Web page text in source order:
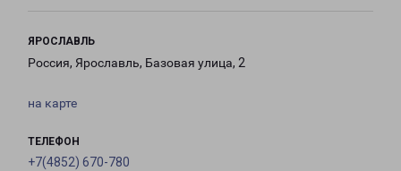
ЯРОСЛАВЛЬ
Россия, Ярославль, Базовая улица, 2
на карте
ТЕЛЕФОН
+7(4852) 670-780